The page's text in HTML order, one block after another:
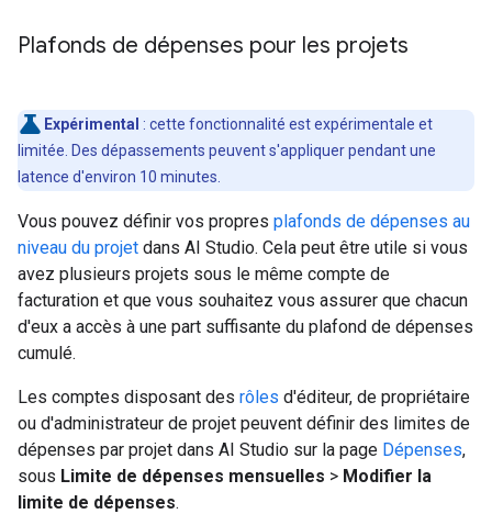
Plafonds de dépenses pour les projets
Expérimental : cette fonctionnalité est expérimentale et
limitée. Des dépassements peuvent s'appliquer pendant une
latence d'environ 10 minutes.
Vous pouvez définir vos propres plafonds de dépenses au
niveau du projet dans AI Studio. Cela peut être utile si vous
avez plusieurs projets sous le même compte de
facturation et que vous souhaitez vous assurer que chacun
d'eux a accès à une part suffisante du plafond de dépenses
cumulé.
Les comptes disposant des rôles d'éditeur, de propriétaire
ou d'administrateur de projet peuvent définir des limites de
dépenses par projet dans AI Studio sur la page Dépenses,
sous Limite de dépenses mensuelles > Modifier la
limite de dépenses.